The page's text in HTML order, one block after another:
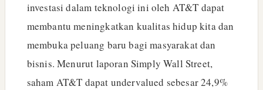
investasi dalam teknologi ini oleh AT&T dapat
membantu meningkatkan kualitas hidup kita dan
membuka peluang baru bagi masyarakat dan
bisnis. Menurut laporan Simply Wall Street,
saham AT&T dapat undervalued sebesar 24,9%